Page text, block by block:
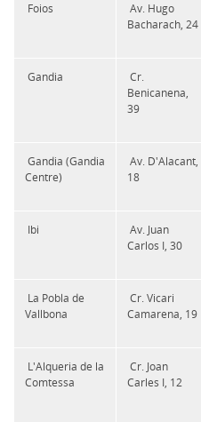
Foios
Av. Hugo
Bacharach, 24
Gandia
Cr.
Benicanena,
39
Gandia (Gandia
Centre)
Av. D'Alacant,
18
Ibi
Av. Juan
Carlos I, 30
La Pobla de
Vallbona
Cr. Vicari
Camarena, 19
L'Alqueria de la
Comtessa
Cr. Joan
Carles I, 12